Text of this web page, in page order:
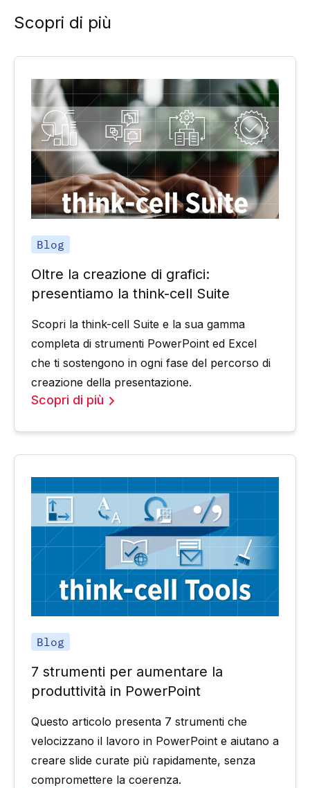
Scopri di più
Blog
Oltre la creazione di grafici:
presentiamo la think-cell Suite
Scopri la think-cell Suite e la sua gamma
completa di strumenti PowerPoint ed Excel
che ti sostengono in ogni fase del percorso di
creazione della presentazione.
Scopri di più
Blog
7 strumenti per aumentare la
produttività in PowerPoint
Questo articolo presenta 7 strumenti che
velocizzano il lavoro in PowerPoint e aiutano a
creare slide curate più rapidamente, senza
compromettere la coerenza.